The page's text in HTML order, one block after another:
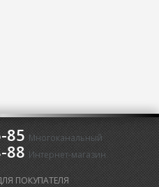
85 Многоканальный
88 Интернет-магазин
ПОКУПАТЕЛЯ